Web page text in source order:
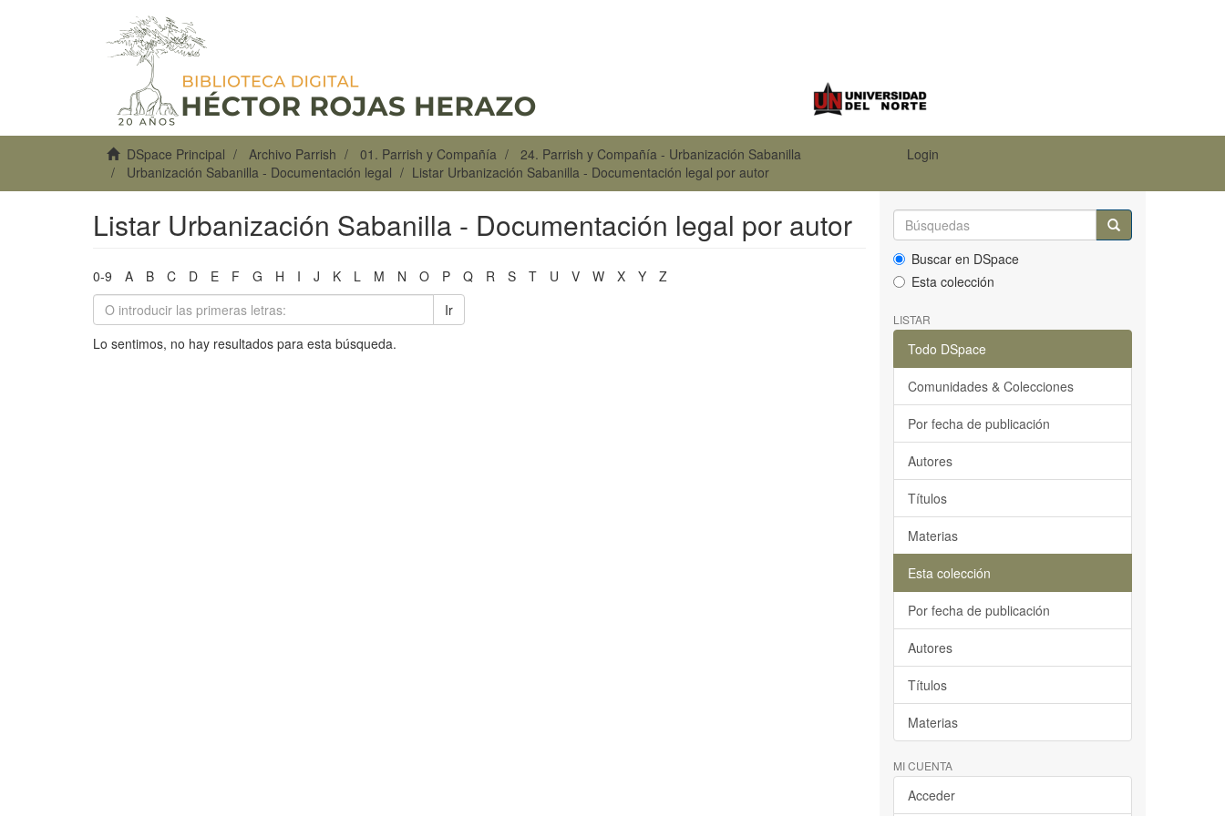
DSpace Principal Archivo Parrish 01. Parrish y Compañía
24. Parrish y Compañía - Urbanización Sabanilla
Urbanización Sabanilla - Documentación legal
Listar Urbanización Sabanilla - Documentación legal por autor
Login
Listar Urbanización Sabanilla - Documentación legal por autor
0-9 A B C D E F G H I J K L M N O P Q R S T U V W X Y
Z
Ir
Lo sentimos, no hay resultados para esta búsqueda.
Buscar en DSpace
Esta colección
LISTAR
Todo DSpace
Comunidades & Colecciones
Por fecha de publicación
Autores
Títulos
Materias
Esta colección
Por fecha de publicación
Autores
Títulos
Materias
MI CUENTA
Acceder